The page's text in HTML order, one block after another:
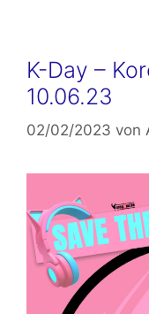
K-Day –
10.06.23
02/02/2023 von